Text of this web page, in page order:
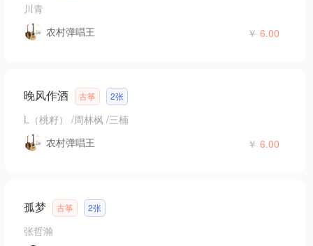
川青
农村弹唱王
￥ 6.00
晚风作酒 古筝 2张
L（桃籽） /周林枫 /三楠
农村弹唱王
￥ 6.00
孤梦 古筝 2张
张哲瀚